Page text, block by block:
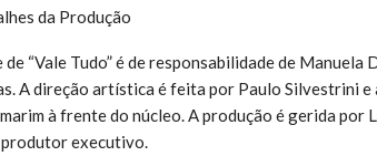
da Produção
de “Vale Tudo” é de responsabilidade de Manuela
A direção artística é feita por Paulo Silvestrini e
à frente do núcleo. A produção é gerida
executivo.